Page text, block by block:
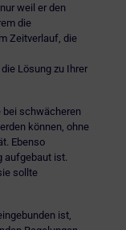
weil er den
die
Zeitverlauf, die
Lösung zu Ihrer
bei schwächeren
können, ohne
Ebenso
aufgebaut ist.
sollte
ist,